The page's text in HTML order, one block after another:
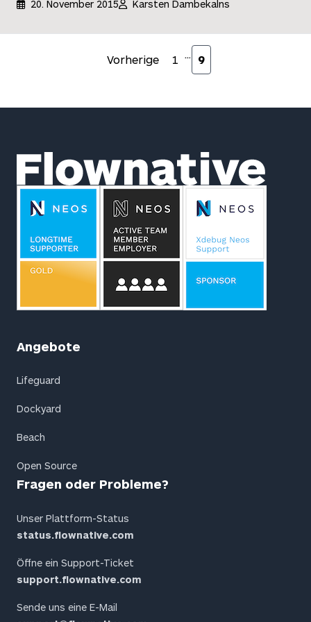
20. November 2015 Karsten Dambekalns
Vorherige
1 ... 9
Flownative
Angebote
Lifeguard
Dockyard
Beach
Open Source
Fragen oder Probleme?
Unser Plattform-Status
status.flownative.com
Öffne ein Support-Ticket
support.flownative.com
Sende uns eine E-Mail